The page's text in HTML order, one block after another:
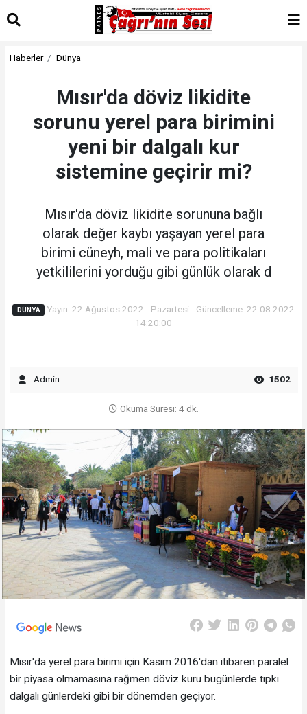
Haberler Dünya
Mısır'da döviz likidite
sorunu yerel para birimini
yeni bir dalgalı kur
sistemine geçirir mi?
Mısır'da döviz likidite sorununa bağlı
olarak değer kaybı yaşayan yerel para
birimi cüneyh, mali ve para politikaları
yetkililerini yorduğu gibi günlük olarak d
DÜNYA
Yayın: 22 Ağustos 2022 - Pazartesi - Güncelleme: 22.08.2022
14:20:00
Admin 1502
Okuma Süresi: 4 dk.
Mısır'da yerel para birimi için Kasım 2016'dan itibaren paralel
bir piyasa olmamasına rağmen döviz kuru bugünlerde tıpkı
dalgalı günlerdeki gibi bir dönemden geçiyor.